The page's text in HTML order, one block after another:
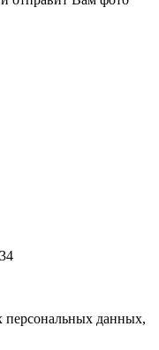
персональных данных,